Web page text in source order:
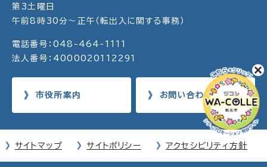
第3土曜日
午前8時30分～正午（転出入に関する事務）
電話番号：048-464-1111
法人番号：4000020112291
市役所案内 お問い合わせ
サイトマップ サイトポリシー アクセシビリティ方針